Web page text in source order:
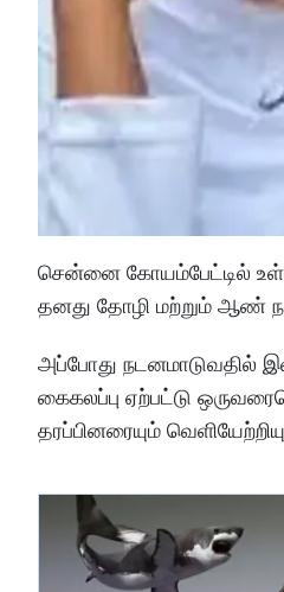
சென்னை கோயம்பேட்டில்
தனது தோழி மற்றும் ஆண்
அப்போது நடனமாடுவதில்
கைகலப்பு ஏற்பட்டு
தரப்பினரையும்